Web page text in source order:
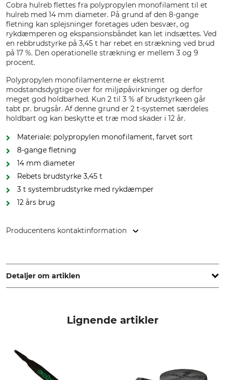
Cobra hulreb flettes fra polypropylen monofilament til et
hulreb med 14 mm diameter. På grund af den 8-gange
fletning kan splejsninger foretages uden besvær, og
rykdæmperen og ekspansionsbåndet kan let indsættes. Ved
en rebbrudstyrke på 3,45 t har rebet en strækning ved brud
på 17 %. Den operationelle strækning er mellem 3 og 9
procent.
Polypropylen monofilamenterne er ekstremt
modstandsdygtige over for miljøpåvirkninger og derfor
meget god holdbarhed. Kun 2 til 3 % af brudstyrkeen går
tabt pr. brugsår. Af denne grund er 2 t-systemet særdeles
holdbart og kan beskytte et træ mod skader i 12 år.
Materiale: polypropylen monofilament, farvet sort
8-gange fletning
14 mm diameter
Rebets brudstyrke 3,45 t
3 t systembrudstyrke med rykdæmper
12 års brug
Producentens kontaktinformation
70178 Stuttgart, Germany, www.cobranet.de
Detaljer om artiklen
Lignende artikler